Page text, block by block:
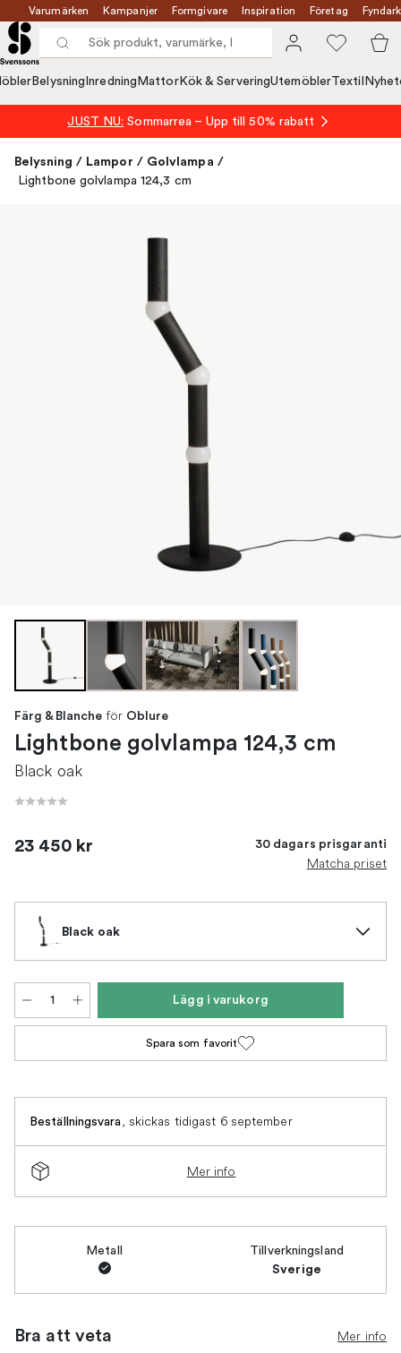
Varumärken Kampanjer Formgivare Inspiration Företag
Belysning Inredning MattorKök & ServeringUtemöblerTextil
JUST NU: Sommarrea – Upp till 50% rabatt
Belysning / Lampor / Golvlampa /
Lightbone golvlampa 124,3 cm
Färg & Blanche för Oblure
Lightbone golvlampa 124,3 cm
Black oak
23 450 kr 30 dagars prisgaranti
Matcha priset
Black oak
Lägg i varukorg
Spara som favorit
Beställningsvara, skickas tidigast 6 september
Mer info
Metall Tillverkningsland
Sverige
Bra att veta Mer info